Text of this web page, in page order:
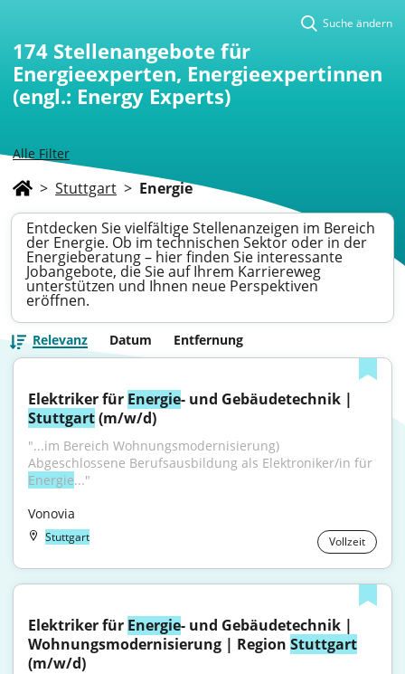
Alle Filter
Suche ändern
174 Stellenangebote für
Energieexperten, Energieexpertinnen
(engl.: Energy Experts)
> Stuttgart > Energie
Entdecken Sie vielfältige Stellenanzeigen im Bereich
der Energie. Ob im technischen Sektor oder in der
Energieberatung – hier finden Sie interessante
Jobangebote, die Sie auf Ihrem Karriereweg
unterstützen und Ihnen neue Perspektiven
eröffnen.
Relevanz Datum Entfernung
Elektriker für Energie
Stuttgart (m/w/d)
"...im Bereich Wohnungsmodernisierung)
Energie..."
Vonovia
Stuttgart Vollzeit
Elektriker für Energie- und Gebäudetechnik |
Wohnungsmodernisierung | Region Stuttgart
(m/w/d)